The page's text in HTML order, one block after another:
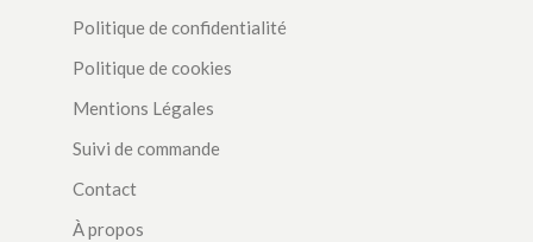
Politique de confidentialité
Politique de cookies
Mentions Légales
Suivi de commande
Contact
À propos